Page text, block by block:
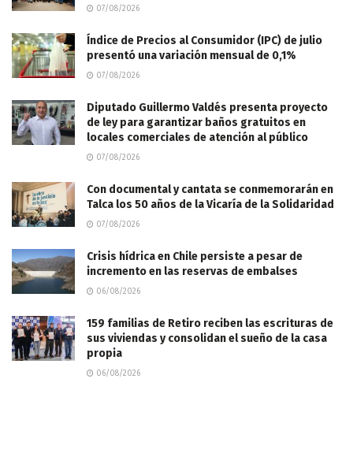
07/08/2026
Índice de Precios al Consumidor (IPC) de julio
presentó una variación mensual de 0,1%
07/08/2026
Diputado Guillermo Valdés presenta proyecto
de ley para garantizar baños gratuitos en
locales comerciales de atención al público
07/08/2026
Con documental y cantata se conmemorarán en
Talca los 50 años de la Vicaría de la Solidaridad
07/08/2026
Crisis hídrica en Chile persiste a pesar de
incremento en las reservas de embalses
06/08/2026
159 familias de Retiro reciben las escrituras de
sus viviendas y consolidan el sueño de la casa
propia
06/08/2026